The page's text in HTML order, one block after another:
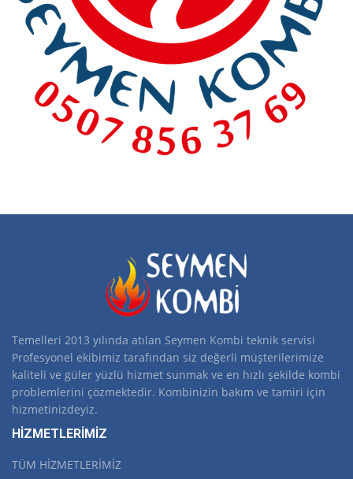
Temelleri 2013 yılında atılan Seymen Kombi teknik servisi
Profesyonel ekibimiz tarafından siz değerli müşterilerimize
kaliteli ve güler yüzlü hizmet sunmak ve en hızlı şekilde kombi
problemlerini çözmektedir. Kombinizin bakım ve tamiri için
hizmetinizdeyiz.
HİZMETLERİMİZ
TÜM HİZMETLERİMİZ